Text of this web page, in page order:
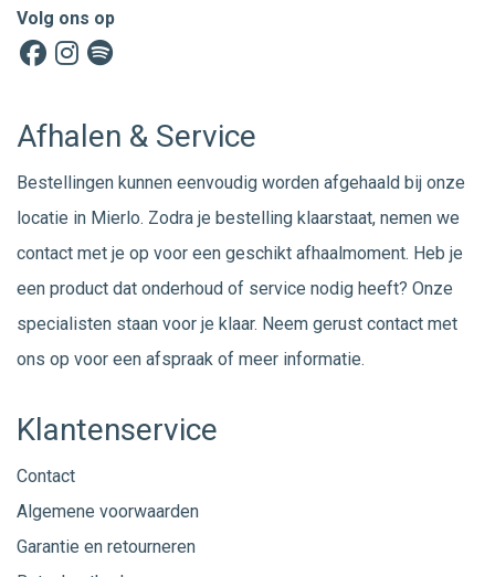
Volg ons op
Afhalen & Service
Bestellingen kunnen eenvoudig worden afgehaald bij onze
locatie in Mierlo. Zodra je bestelling klaarstaat, nemen we
contact met je op voor een geschikt afhaalmoment. Heb je
een product dat onderhoud of service nodig heeft? Onze
specialisten staan voor je klaar. Neem gerust contact met
ons op voor een afspraak of meer informatie.
Klantenservice
Contact
Algemene voorwaarden
Garantie en retourneren